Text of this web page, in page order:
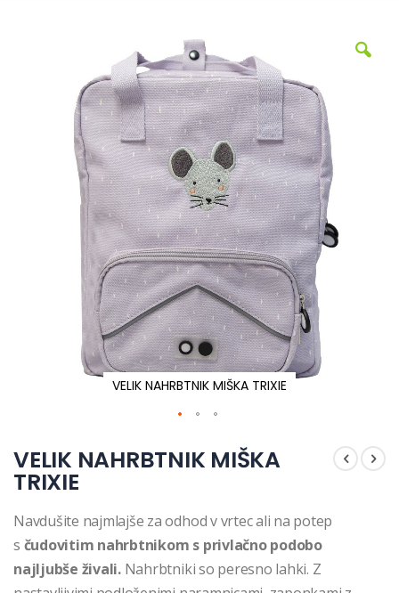
VELIK NAHRBTNIK MIŠKA TRIXIE
na
začetek
galerije
VELIK NAHRBTNIK MIŠKA
TRIXIE
Navdušite najmlajše za odhod v vrtec ali na potep
s čudovitim nahrbtnikom s privlačno podobo
najljubše živali.Nahrbtniki so peresno lahki. Z